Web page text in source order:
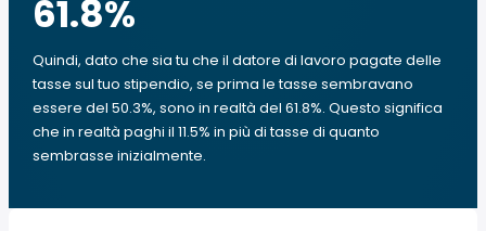
61.8%
Quindi, dato che sia tu che il datore di lavoro pagate delle
tasse sul tuo stipendio, se prima le tasse sembravano
essere del 50.3%, sono in realtà del 61.8%. Questo significa
che in realtà paghi il 11.5% in più di tasse di quanto
sembrasse inizialmente.